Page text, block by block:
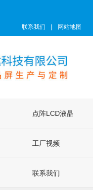
联系我们 网站地图
点阵LCD液晶
屏
工厂视频
联系我们